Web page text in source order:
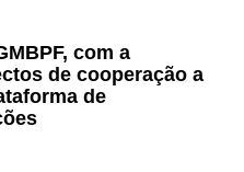
com a
de cooperação a
de